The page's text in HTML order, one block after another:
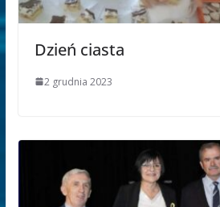
Dzień ciasta
2 grudnia 2023